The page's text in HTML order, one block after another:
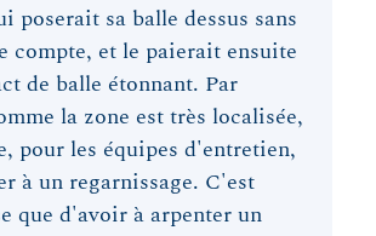
poserait sa balle dessus sans
compte, et le paierait ensuite
de balle étonnant. Par
la zone est très localisée,
pour les équipes d'entretien,
à un regarnissage. C'est
que d'avoir à arpenter un